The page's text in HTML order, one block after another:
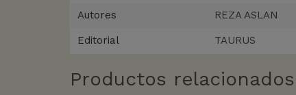
Autores REZA ASLAN
Editorial TAURUS
Productos relacionados